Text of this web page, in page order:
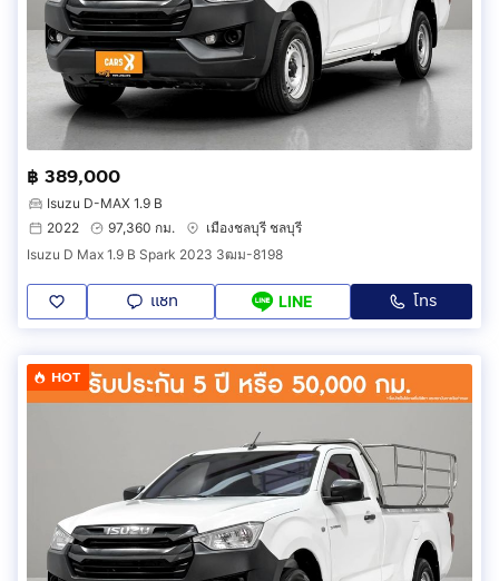
฿ 389,000
Isuzu D-MAX 1.9 B
2022
97,360 กม.
เมืองชลบุรี ชลบุรี
Isuzu D Max 1.9 B Spark 2023 3ฒม-8198
แชท LINE โทร
HOT